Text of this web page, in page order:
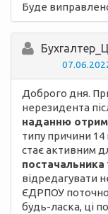
Буде
Доброго дня.
нерезидента
наданню
типу причини 14
стає активним
постачальника
відредагувати
ЄДРПОУ
будь-ласка, ці